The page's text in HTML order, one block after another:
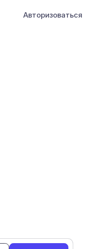
Авторизоваться